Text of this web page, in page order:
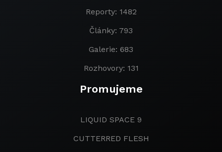
Reporty: 1482
Články: 793
Galerie: 683
Rozhovory: 131
Promujeme
LIQUID SPACE 9
CUTTERRED FLESH